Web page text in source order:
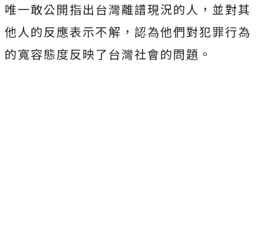
唯一敢公開指出台灣離譜現況的人，並對其
他人的反應表示不解，認為他們對犯罪行為
的寬容態度反映了台灣社會的問題。